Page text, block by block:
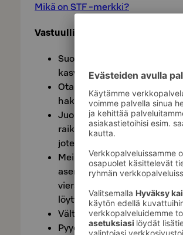
Mikä on STF -merkki?
Vastuullisuusvinkkejä
Suosi luomu- ja lähiruokaa.
kasvis ja vegaanisia
Ota lautasellesi vain sen
hakea jos jaksat!
Juo hanavettä! Suomessa
raikkaasta hanavedestä.
joten voit valita raikkaan
Meille voit saapua myös
asema on vain muutaman
vieraitamme palvelee
löytyy myös sähköautoille
Vältä kertakäyttöastioiden
Pyydä huoneeseen